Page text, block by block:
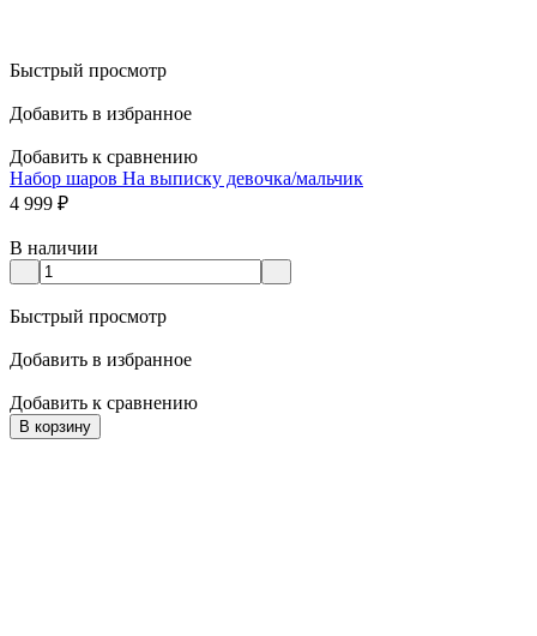
Быстрый просмотр
Добавить в избранное
Добавить к сравнению
Набор шаров На выписку девочка/мальчик
4 999 ₽
В наличии
Быстрый просмотр
Добавить в избранное
Добавить к сравнению
В корзину